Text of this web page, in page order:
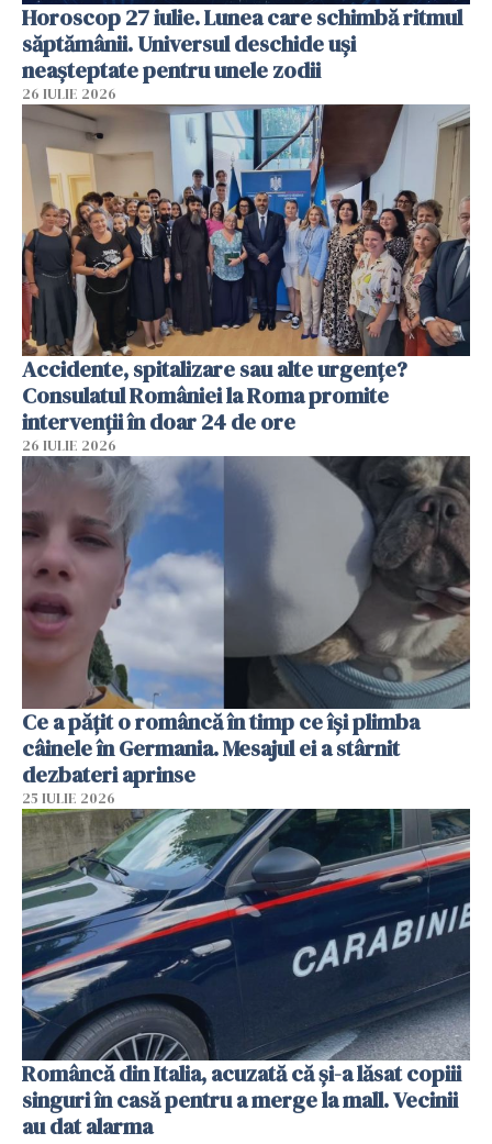
Horoscop 27 iulie. Lunea care schimbă ritmul
săptămânii. Universul deschide uși
neașteptate pentru unele zodii
26 IULIE 2026
Accidente, spitalizare sau alte urgențe?
Consulatul României la Roma promite
intervenții în doar 24 de ore
26 IULIE 2026
Ce a pățit o româncă în timp ce își plimba
câinele în Germania. Mesajul ei a stârnit
dezbateri aprinse
25 IULIE 2026
Româncă din Italia, acuzată că și-a lăsat copiii
singuri în casă pentru a merge la mall. Vecinii
au dat alarma